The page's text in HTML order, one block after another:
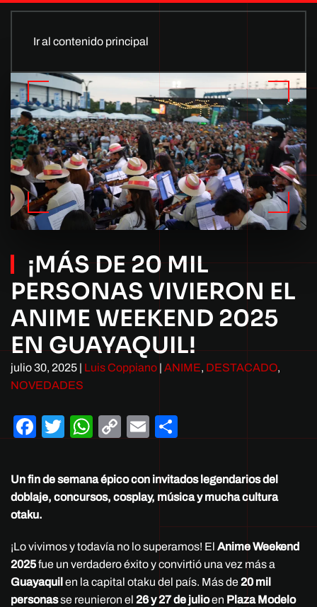
Ir al contenido principal
¡MÁS DE 20 MIL
PERSONAS VIVIERON EL
ANIME WEEKEND 2025
EN GUAYAQUIL!
julio 30, 2025 | Luis Coppiano | ANIME, DESTACADO,
NOVEDADES
Facebook
TwitterWhatsApp
CopyEmail
Un fin de semana épico con invitados legendarios del
doblaje, concursos, cosplay, música y mucha cultura
otaku.
¡Lo vivimos y todavía no lo superamos! El Anime Weekend
2025fue un verdadero éxito y convirtió una vez más a
Guayaquil en la capital otaku del país. Más de20 mil
personasse reunieron el 26 y 27 de julioen Plaza Modelo